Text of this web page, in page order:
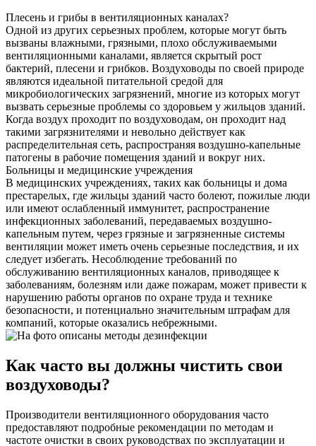
Плесень и грибы в вентиляционных каналах?
Одной из других серьезных проблем, которые могут быть
вызваны влажными, грязными, плохо обслуживаемыми
вентиляционными каналами, является скрытый рост
бактерий, плесени и грибков. Воздуховоды по своей природе
являются идеальной питательной средой для
микробиологических загрязнений, многие из которых могут
вызвать серьезные проблемы со здоровьем у жильцов зданий.
Когда воздух проходит по воздуховодам, он проходит над
такими загрязнителями и невольно действует как
распределительная сеть, распространяя воздушно-капельные
патогены в рабочие помещения зданий и вокруг них.
Больницы и медицинские учреждения
В медицинских учреждениях, таких как больницы и дома
престарелых, где жильцы зданий часто болеют, пожилые люди
или имеют ослабленный иммунитет, распространение
инфекционных заболеваний, передаваемых воздушно-
капельным путем, через грязные и загрязненные системы
вентиляции может иметь очень серьезные последствия, и их
следует избегать. Несоблюдение требований по
обслуживанию вентиляционных каналов, приводящее к
заболеваниям, болезням или даже пожарам, может привести к
нарушению работы органов по охране труда и технике
безопасности, и потенциально значительным штрафам для
компаний, которые оказались небрежными.
Как часто вы должны чистить свои
воздуховоды?
Производители вентиляционного оборудования часто
предоставляют подробные рекомендации по методам и
частоте очистки в своих руководствах по эксплуатации и